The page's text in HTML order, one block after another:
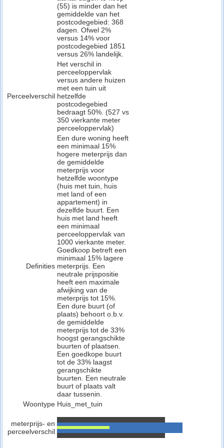
(55) is minder dan het
gemiddelde van het
postcodegebied: 368
dagen. Ofwel 2%
versus 14% voor
postcodegebied 1851
versus 26% landelijk.
Perceelverschil
Het verschil in
perceeloppervlak
versus andere huizen
met een tuin uit
hetzelfde
postcodegebied
bedraagt 50%. (527 vs
350 vierkante meter
perceeloppervlak)
Definities
Een dure woning heeft
een minimaal 15%
hogere meterprijs dan
de gemiddelde
meterprijs voor
hetzelfde woontype
(huis met tuin, huis
met land of een
appartement) in
dezelfde buurt. Een
huis met land heeft
een minimaal
perceeloppervlak van
1000 vierkante meter.
Goedkoop betreft een
minimaal 15% lagere
meterprijs. Een
neutrale prijspositie
heeft een maximale
afwijking van de
meterprijs tot 15%.
Een dure buurt (of
plaats) behoort o.b.v.
de gemiddelde
meterprijs tot de 33%
hoogst gerangschikte
buurten of plaatsen.
Een goedkope buurt
tot de 33% laagst
gerangschikte
buurten. Een neutrale
buurt of plaats valt
daar tussenin.
Woontype Huis_met_tuin
meterprijs- en
perceelverschil